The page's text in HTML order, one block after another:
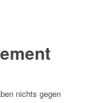
nichts gegen